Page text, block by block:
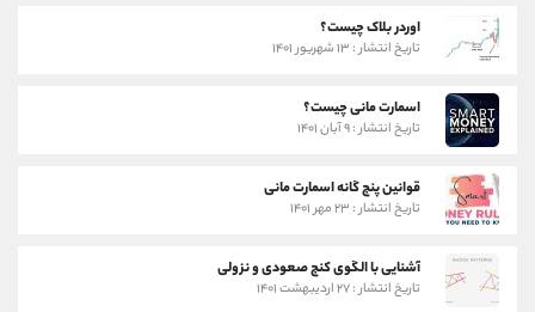
اوردر بلاک چیست؟
تاریخ انتشار : ۱۳ شهریور ۱۴۰۱
اسمارت مانی چیست؟
تاریخ انتشار : ۹ آبان ۱۴۰۱
قوانین پنج گانه اسمارت مانی
تاریخ انتشار : ۲۳ مهر ۱۴۰۱
آشنایی با الگوی کنج صعودی و نزولی
تاریخ انتشار : ۲۷ اردیبهشت ۱۴۰۱